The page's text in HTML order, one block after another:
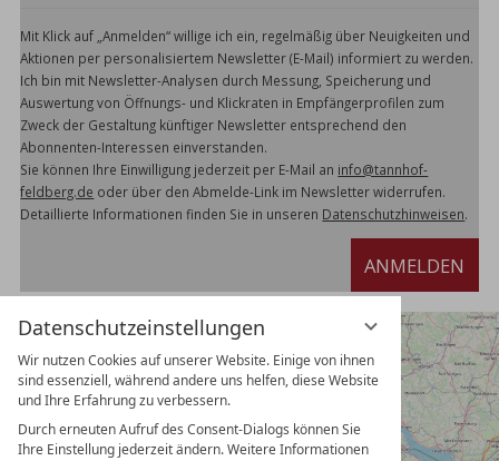
Datenschutzeinstellungen
Wir nutzen Cookies auf unserer Website. Einige von ihnen
sind essenziell, während andere uns helfen, diese Website
und Ihre Erfahrung zu verbessern.
Durch erneuten Aufruf des Consent-Dialogs können Sie
Ihre Einstellung jederzeit ändern. Weitere Informationen
Mit Klick auf „Anmelden“ willige ich ein, regelmäßig über Neuigkeiten und
Aktionen per personalisiertem Newsletter (E-Mail) informiert zu werden.
Ich bin mit Newsletter-Analysen durch Messung, Speicherung und
Auswertung von Öffnungs- und Klickraten in Empfängerprofilen zum
Zweck der Gestaltung künftiger Newsletter entsprechend den
Abonnenten-Interessen einverstanden.
Sie können Ihre Einwilligung jederzeit per E-Mail an info@tannhof-
feldberg.de oder über den Abmelde-Link im Newsletter widerrufen.
Detaillierte Informationen finden Sie in unseren Datenschutzhinweisen.
ANMELDEN